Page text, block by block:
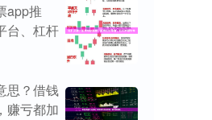
app推
台、杠杆
思？借钱
赚亏都加